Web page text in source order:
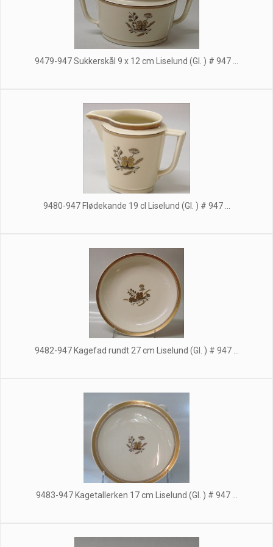
9479-947 Sukkerskål 9 x 12 cm Liselund (Gl. ) # 947 ...
9480-947 Flødekande 19 cl Liselund (Gl. ) # 947 ...
9482-947 Kagefad rundt 27 cm Liselund (Gl. ) # 947 ...
9483-947 Kagetallerken 17 cm Liselund (Gl. ) # 947 ...